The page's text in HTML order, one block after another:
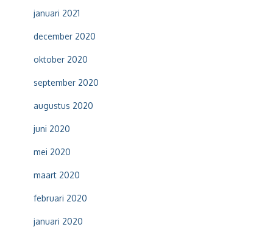
januari 2021
december 2020
oktober 2020
september 2020
augustus 2020
juni 2020
mei 2020
maart 2020
februari 2020
januari 2020